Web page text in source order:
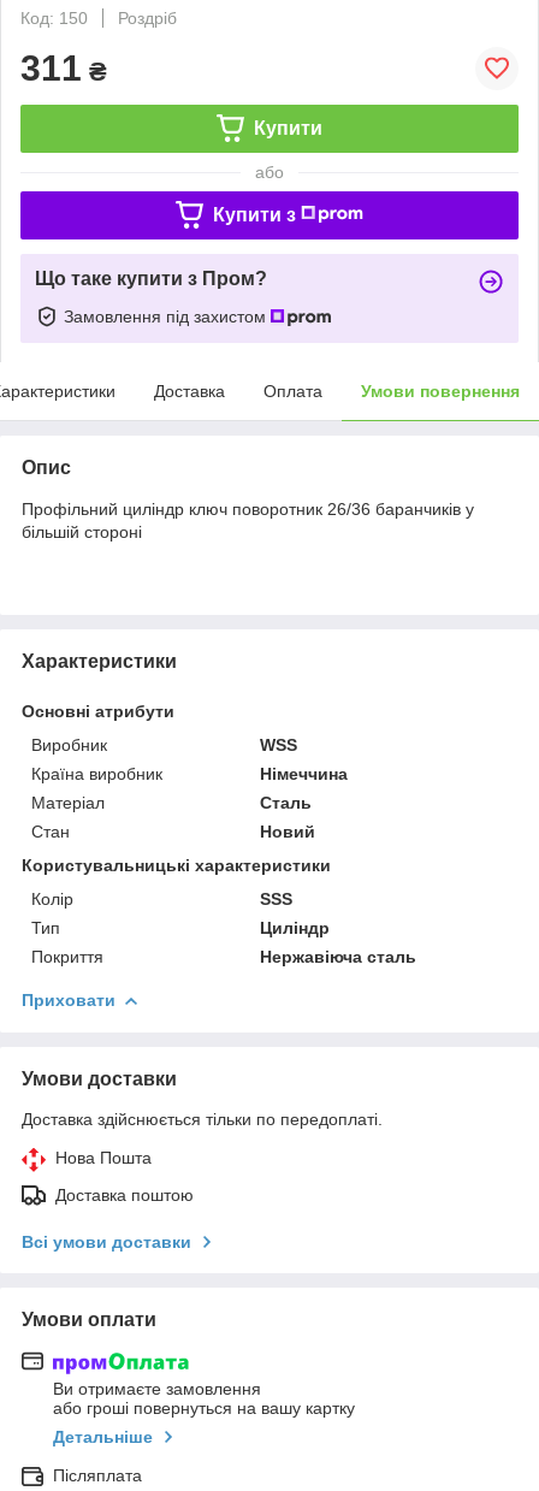
Код: 150
Роздріб
311 ₴
Купити
або
Купити з
Що таке купити з Пром?
Замовлення під захистом
Доставка Оплата Умови повернення
Опис
Профільний циліндр ключ поворотник 26/36 баранчиків у
більшій стороні
Характеристики
Основні атрибути
Виробник
WSS
Країна виробник
Німеччина
Матеріал
Сталь
Стан
Новий
Користувальницькі характеристики
Колір
SSS
Тип
Циліндр
Покриття
Нержавіюча сталь
Приховати
Умови доставки
Доставка здійснюється тільки по передоплаті.
Нова Пошта
Доставка поштою
Всі умови доставки
Умови оплати
Ви отримаєте замовлення
або гроші повернуться на вашу картку
Детальніше
Післяплата